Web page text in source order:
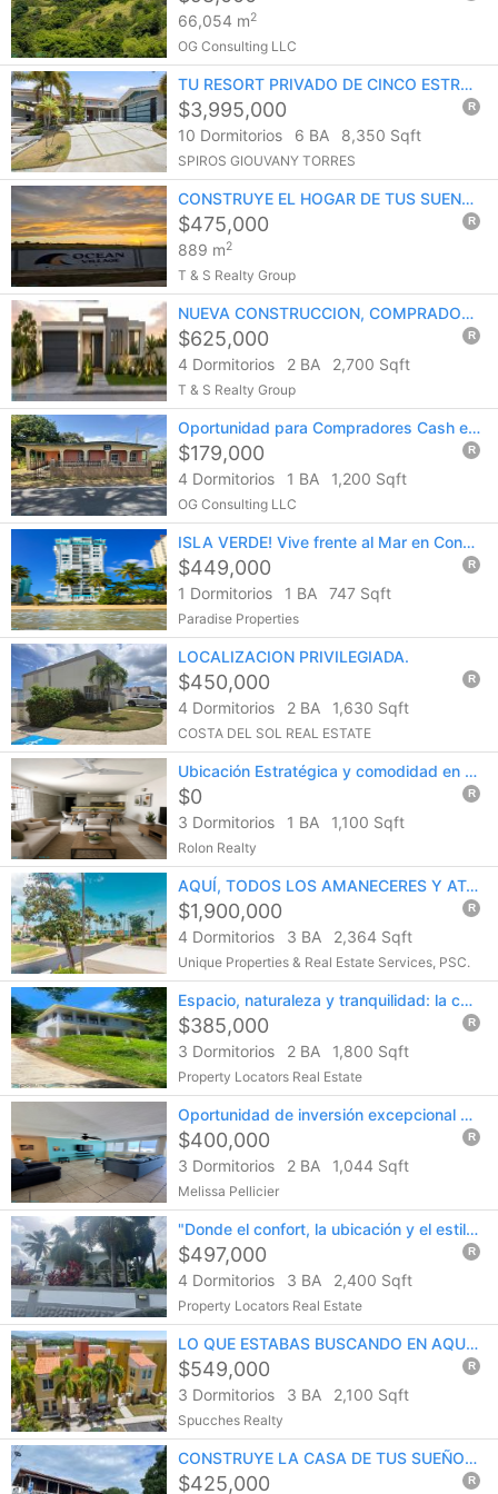
66,054 m2
OG Consulting LLC
TU RESORT PRIVADO DE CINCO ESTRELLAS EN SABANERA DORADO.
$3,995,000 R
10 Dormitorios 6 BA 8,350 Sqft
SPIROS GIOUVANY TORRES
CONSTRUYE EL HOGAR DE TUS SUENOS CON ESPECTACULAR VISTA AL MAR
$475,000 R
889 m2
T & S Realty Group
NUEVA CONSTRUCCION, COMPRADOR ESCOGE LAS TERMINACIONES
$625,000 R
4 Dormitorios 2 BA 2,700 Sqft
T & S Realty Group
Oportunidad para Compradores Cash e Inversionistas
$179,000 R
4 Dormitorios 1 BA 1,200 Sqft
OG Consulting LLC
ISLA VERDE! Vive frente al Mar en Cond. Las Gaviotas | 1 dormitorio, 1 baño
$449,000 R
1 Dormitorios 1 BA 747 Sqft
Paradise Properties
LOCALIZACION PRIVILEGIADA.
$450,000 R
4 Dormitorios 2 BA 1,630 Sqft
COSTA DEL SOL REAL ESTATE
Ubicación Estratégica y comodidad en el corazón de San Juan.
$0 R
3 Dormitorios 1 BA 1,100 Sqft
Rolon Realty
AQUÍ, TODOS LOS AMANECERES Y ATARDECERES TIENEN UNA VISTA PERSONAL A LA PLAYA...
$1,900,000 R
4 Dormitorios 3 BA 2,364 Sqft
Unique Properties & Real Estate Services, PSC.
Espacio, naturaleza y tranquilidad: la combinación perfecta en el campo con 2.874,83 m².
$385,000 R
3 Dormitorios 2 BA 1,800 Sqft
Property Locators Real Estate
Oportunidad de inversión excepcional en la costa noreste de Puerto Rico.
$400,000 R
3 Dormitorios 2 BA 1,044 Sqft
Melissa Pellicier
"Donde el confort, la ubicación y el estilo se encuentran"
$497,000 R
4 Dormitorios 3 BA 2,400 Sqft
Property Locators Real Estate
LO QUE ESTABAS BUSCANDO EN AQUABELLA
$549,000 R
3 Dormitorios 3 BA 2,100 Sqft
Spucches Realty
CONSTRUYE LA CASA DE TUS SUEÑO O TU NEGOCIO
$425,000 R